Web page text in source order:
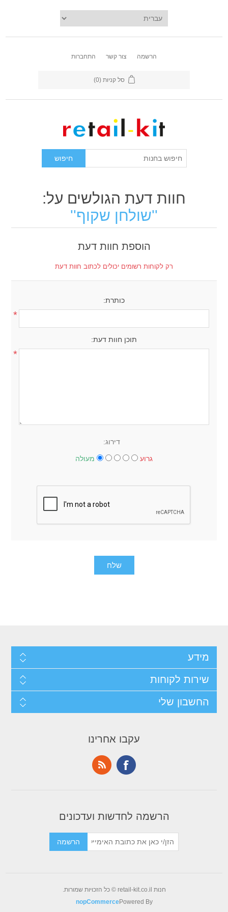
הרשמה צור קשר התחברות
סל קניות (0)
חוות דעת הגולשים על:
שולחן שקוף
הוספת חוות דעת
רק לקוחות רשומים יכולים לכתוב חוות דעת
כותרת:
*
תוכן חוות דעת:
*
דירוג:
גרוע מעולה
מידע
שירות לקוחות
החשבון שלי
עקבו אחרינו
הרשמה לחדשות ועדכונים
חנות retail-kit.co.il © כל הזכויות שמורות.
Powered By
nopCommerce